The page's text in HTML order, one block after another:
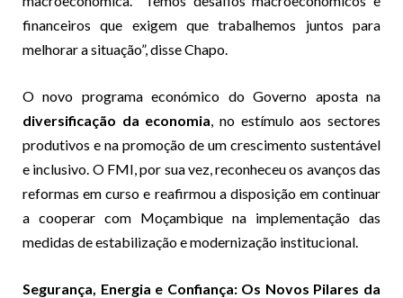
financeiros que exigem que trabalhemos juntos para
melhorar a situação”, disse Chapo.
O novo programa económico do Governo aposta na
diversificação da economia , no estímulo aos sectores
produtivos e na promoção de um crescimento sustentável
e inclusivo. O FMI, por sua vez, reconheceu os avanços das
reformas em curso e reafirmou a disposição em continuar
a cooperar com Moçambique na implementação das
medidas de estabilização e modernização institucional.
Segurança, Energia e Confiança: Os Novos Pilares da